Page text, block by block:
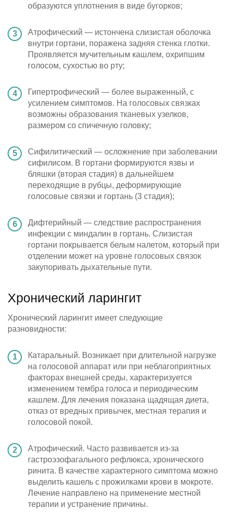
образуются уплотнения в виде бугорков;
Атрофический — истончена слизистая оболочка
внутри гортани, поражена задняя стенка глотки.
Проявляется мучительным кашлем, охрипшим
голосом, сухостью во рту;
Гипертрофический — более выраженный, с
усилением симптомов. На голосовых связках
возможны образования тканевых узелков,
размером со спичечную головку;
Сифилитический — осложнение при заболевании
сифилисом. В гортани формируются язвы и
бляшки (вторая стадия) в дальнейшем
переходящие в рубцы, деформирующие
голосовые связки и гортань (3 стадия);
Дифтерийный — следствие распространения
инфекции с миндалин в гортань. Слизистая
гортани покрывается белым налетом, который при
отделении может на уровне голосовых связок
закупоривать дыхательные пути.
Хронический ларингит
Хронический ларингит имеет следующие
разновидности:
Катаральный. Возникает при длительной нагрузке
на голосовой аппарат или при неблагоприятных
факторах внешней среды, характеризуется
изменением тембра голоса и периодическим
кашлем. Для лечения показана щадящая диета,
отказ от вредных привычек, местная терапия и
голосовой покой.
Атрофический. Часто развивается из-за
гастроэзофагального рефлюкса, хронического
ринита. В качестве характерного симптома можно
выделить кашель с прожилками крови в мокроте.
Лечение направлено на применение местной
терапии и устранение причины.